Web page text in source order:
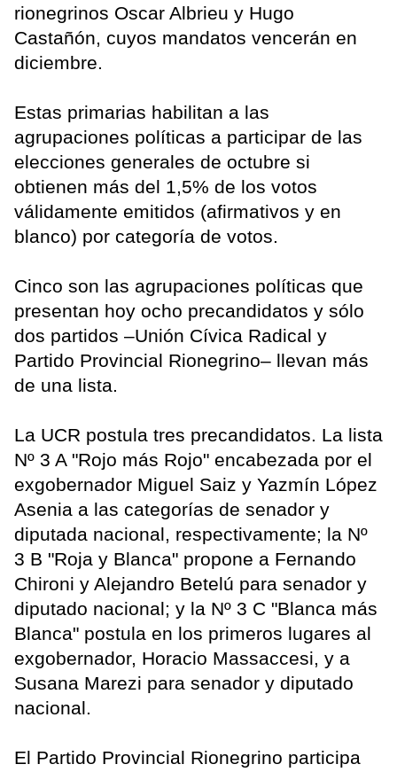
rionegrinos Oscar Albrieu y Hugo
Castañón, cuyos mandatos vencerán en
diciembre.
Estas primarias habilitan a las
agrupaciones políticas a participar de las
elecciones generales de octubre si
obtienen más del 1,5% de los votos
válidamente emitidos (afirmativos y en
blanco) por categoría de votos.
Cinco son las agrupaciones políticas que
presentan hoy ocho precandidatos y sólo
dos partidos –Unión Cívica Radical y
Partido Provincial Rionegrino– llevan más
de una lista.
La UCR postula tres precandidatos. La lista
Nº 3 A "Rojo más Rojo" encabezada por el
exgobernador Miguel Saiz y Yazmín López
Asenia a las categorías de senador y
diputada nacional, respectivamente; la Nº
3 B "Roja y Blanca" propone a Fernando
Chironi y Alejandro Betelú para senador y
diputado nacional; y la Nº 3 C "Blanca más
Blanca" postula en los primeros lugares al
exgobernador, Horacio Massaccesi, y a
Susana Marezi para senador y diputado
nacional.
El Partido Provincial Rionegrino participa